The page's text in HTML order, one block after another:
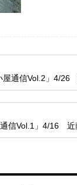
屋通信Vol.2」4/26
通信Vol.1」4/16 近